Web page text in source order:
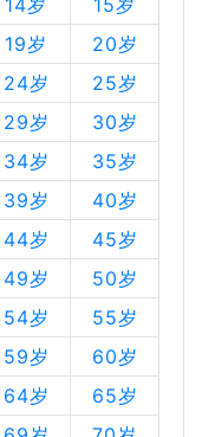
14岁
15岁
19岁
20岁
24岁
25岁
29岁
30岁
34岁
35岁
39岁
40岁
44岁
45岁
49岁
50岁
54岁
55岁
59岁
60岁
64岁
65岁